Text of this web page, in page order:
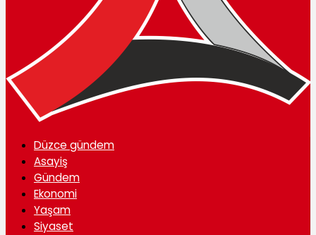
Düzce gündem
Asayiş
Gündem
Ekonomi
Yaşam
Siyaset